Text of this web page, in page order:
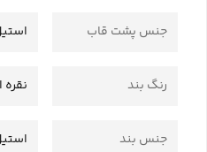
جنس پشت قاب
رنگ بند نقره
جنس بند